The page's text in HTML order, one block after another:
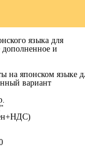
языка для
и
на японском языке
вариант